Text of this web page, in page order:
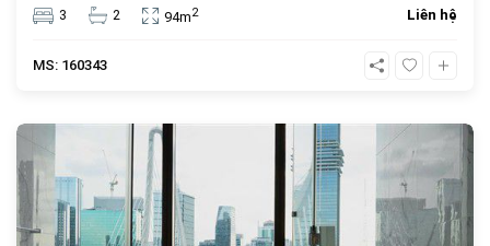
vực hồ bơi trong mát (hồ bơi cho người lớn, hồ bơi cho trẻ
em, hồ cảnh nước tràn), khu vực BBQ, hoa viên rực rỡ sắc
3 2 94m2 Liên hệ
MS: 160343